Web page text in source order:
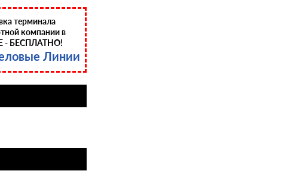
терминала
компании в
- БЕСПЛАТНО!
Линии